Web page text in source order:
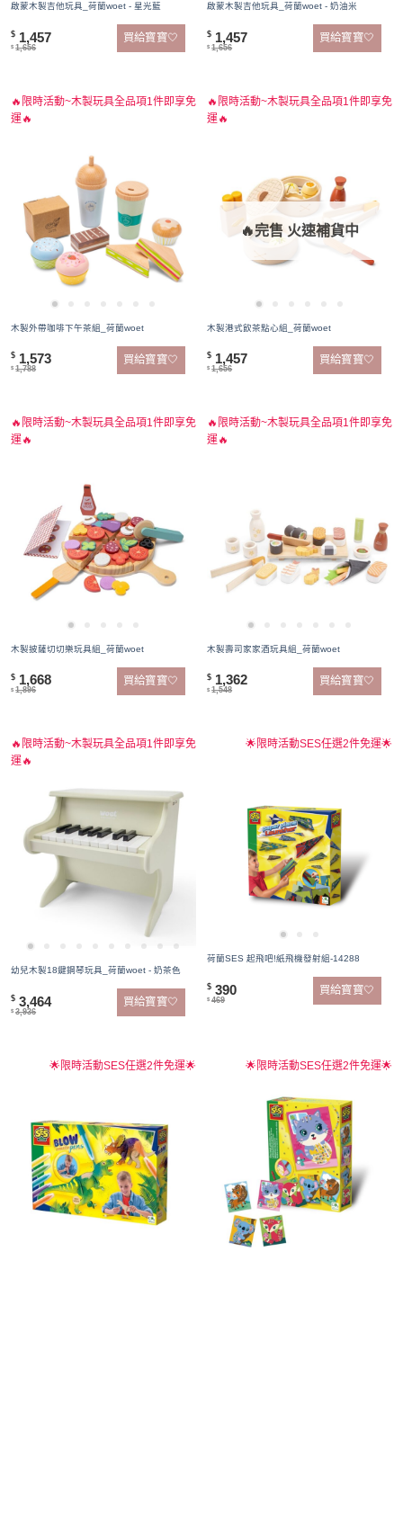
啟蒙木製吉他玩具_荷蘭woet - 星光藍
$ 1,457
$ 1,656
買給寶寶🤍
啟蒙木製吉他玩具_荷蘭woet - 奶油米
$ 1,457
$ 1,656
買給寶寶🤍
🔥限時活動~木製玩具全品項1件即享免
運🔥
木製外帶咖啡下午茶組_荷蘭woet
$ 1,573
$ 1,788
買給寶寶🤍
🔥限時活動~木製玩具全品項1件即享免
運🔥
🔥完售 火速補貨中
木製港式飲茶點心組_荷蘭woet
$ 1,457
$ 1,656
買給寶寶🤍
🔥限時活動~木製玩具全品項1件即享免
運🔥
木製披薩切切樂玩具組_荷蘭woet
$ 1,668
$ 1,896
買給寶寶🤍
🔥限時活動~木製玩具全品項1件即享免
運🔥
木製壽司家家酒玩具組_荷蘭woet
$ 1,362
$ 1,548
買給寶寶🤍
🔥限時活動~木製玩具全品項1件即享免
運🔥
幼兒木製18鍵鋼琴玩具_荷蘭woet - 奶茶色
$ 3,464
$ 3,936
買給寶寶🤍
🌟限時活動SES任選2件免運🌟
荷蘭SES 起飛吧!紙飛機發射組-14288
$ 390
$ 469
買給寶寶🤍
🌟限時活動SES任選2件免運🌟 🌟限時活動SES任選2件免運🌟